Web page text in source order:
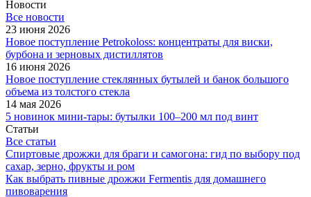
Новости
Все новости
23 июня 2026
Новое поступление Petrokoloss: концентраты для виски,
бурбона и зерновых дистиллятов
16 июня 2026
Новое поступление стеклянных бутылей и банок большого
объема из толстого стекла
14 мая 2026
5 новинок мини-тары: бутылки 100–200 мл под винт
Статьи
Все статьи
Спиртовые дрожжи для браги и самогона: гид по выбору под
сахар, зерно, фрукты и ром
Как выбрать пивные дрожжи Fermentis для домашнего
пивоварения